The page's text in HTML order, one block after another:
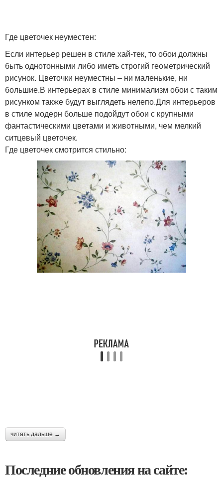
Где цветочек неуместен:
Если интерьер решен в стиле хай-тек, то обои должны
быть однотонными либо иметь строгий геометрический
рисунок. Цветочки неуместны – ни маленькие, ни
большие.В интерьерах в стиле минимализм обои с таким
рисунком также будут выглядеть нелепо.Для интерьеров
в стиле модерн больше подойдут обои с крупными
фантастическими цветами и животными, чем мелкий
ситцевый цветочек.
Где цветочек смотрится стильно:
читать дальше →
Последние обновления на сайте: